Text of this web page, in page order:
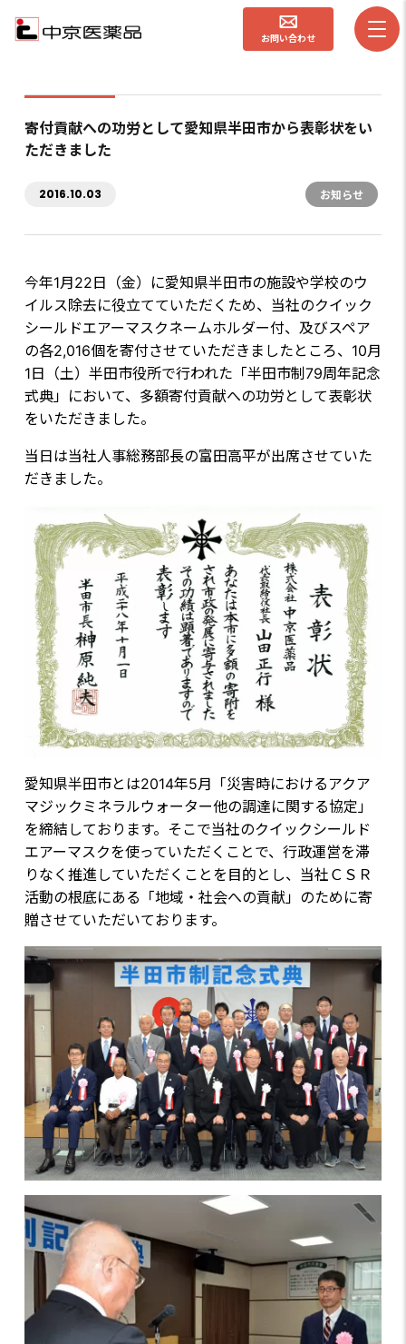
お問い合わせ
寄付貢献への功労として愛知県半田市から表彰状をい
ただきました
2016.10.03 お知らせ
今年1月22日（金）に愛知県半田市の施設や学校のウ
イルス除去に役立てていただくため、当社のクイック
シールドエアーマスクネームホルダー付、及びスペア
の各2,016個を寄付させていただきましたところ、10月
1日（土）半田市役所で行われた「半田市制79周年記念
式典」において、多額寄付貢献への功労として表彰状
をいただきました。
当日は当社人事総務部長の富田高平が出席させていた
だきました。
愛知県半田市とは2014年5月「災害時におけるアクア
マジックミネラルウォーター他の調達に関する協定」
を締結しております。そこで当社のクイックシールド
エアーマスクを使っていただくことで、行政運営を滞
りなく推進していただくことを目的とし、当社ＣＳＲ
活動の根底にある「地域・社会への貢献」のために寄
贈させていただいております。